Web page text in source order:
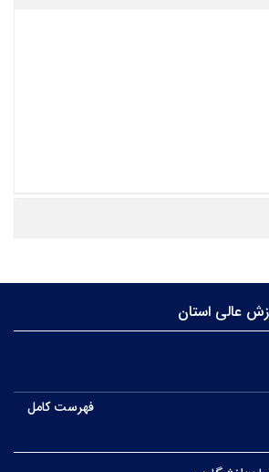
عالی استان
فهرست کامل